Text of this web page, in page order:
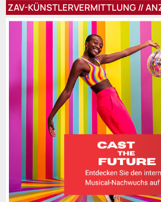
ZAV-KÜNSTLERVERMITTLUNG //